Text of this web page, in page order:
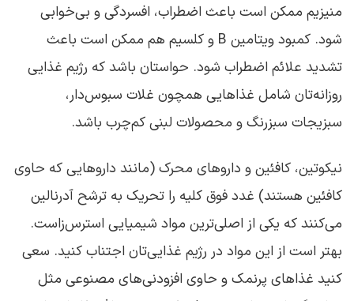
منیزیم ممکن است باعث اضطراب، افسردگی و بی‌خوابی
شود. کمبود ویتامین B و کلسیم هم ممکن است باعث
تشدید علائم اضطراب شود. حواستان باشد که رژیم غذایی
روزانه‌تان شامل غذاهایی همچون غلات سبوس‌دار،
سبزیجات سبزرنگ و محصولات لبنی کم‌چرب باشد.
نیکوتین، کافئین و داروهای محرک (مانند داروهایی که حاوی
کافئین هستند) غدد فوق کلیه را تحریک به ترشح آدرنالین
می‌کنند که یکی از اصلی‌ترین مواد شیمیایی استرس‌زاست.
بهتر است از این مواد در رژیم غذایی‌تان اجتناب کنید. سعی
کنید غذاهای پرنمک و حاوی افزودنی‌های مصنوعی مثل